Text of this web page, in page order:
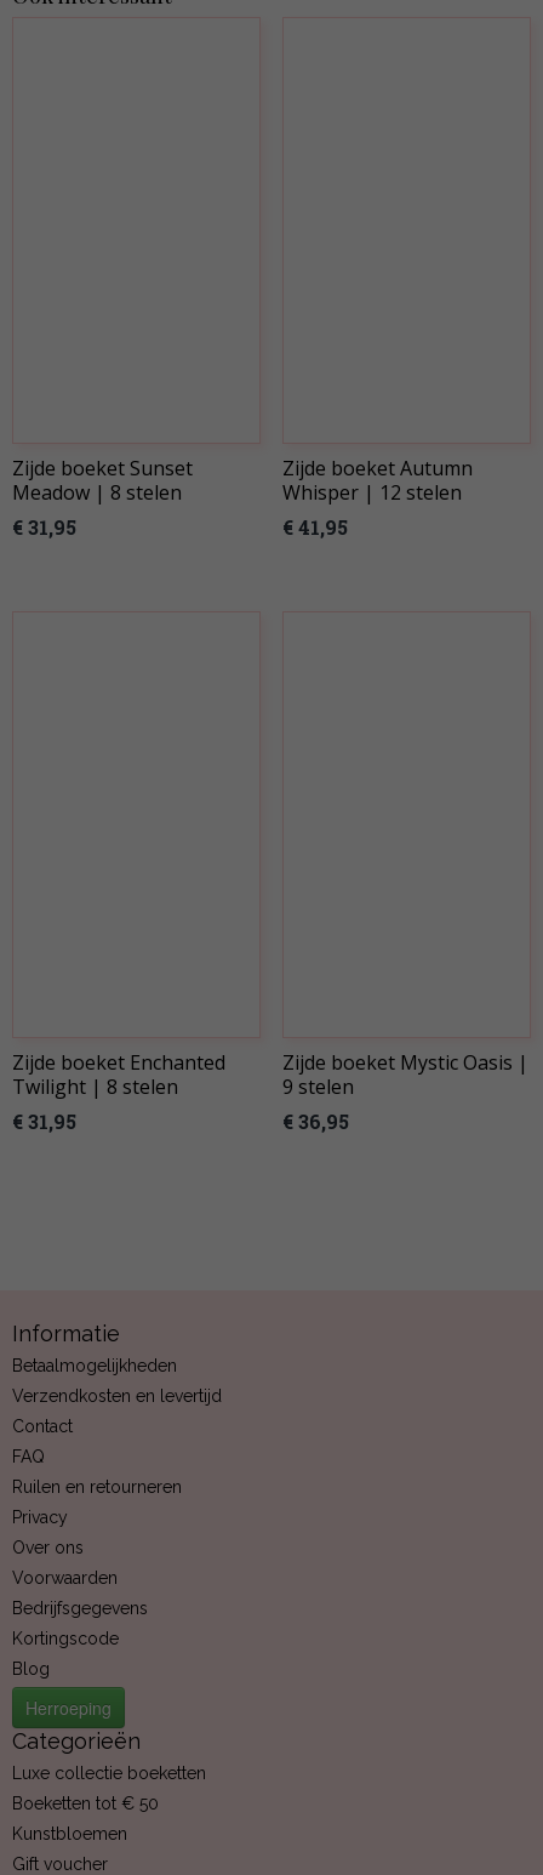
Zijde boeket Sunset
Meadow | 8 stelen
€ 31,95
Zijde boeket Autumn
Whisper | 12 stelen
€ 41,95
Zijde boeket Enchanted
Twilight | 8 stelen
€ 31,95
Zijde boeket Mystic Oasis |
9 stelen
€ 36,95
Informatie
Betaalmogelijkheden
Verzendkosten en levertijd
Contact
FAQ
Ruilen en retourneren
Privacy
Over ons
Voorwaarden
Bedrijfsgegevens
Kortingscode
Blog
Herroeping
Categorieën
Luxe collectie boeketten
Boeketten tot € 50
Kunstbloemen
Gift voucher